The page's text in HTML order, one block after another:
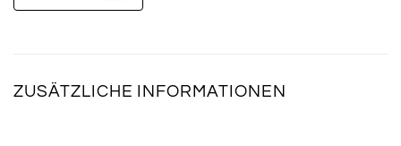
ZUSÄTZLICHE INFORMATIONEN